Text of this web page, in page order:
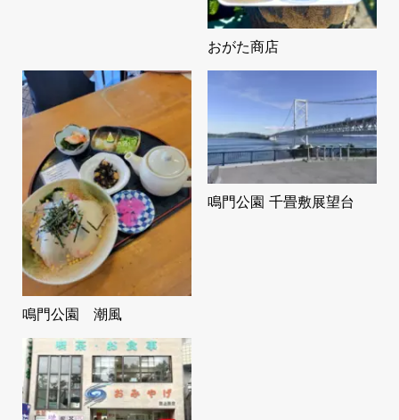
おがた商店
鳴門公園 潮風
鳴門公園 千畳敷展望台